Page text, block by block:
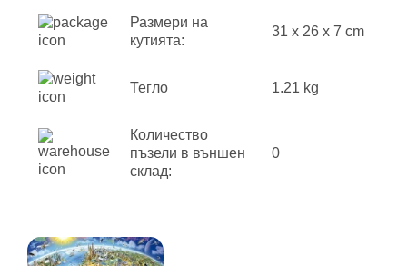
Размери на
кутията:
31 x 26 x 7 cm
Тегло 1.21 kg
Количество
пъзели в външен
склад:
0